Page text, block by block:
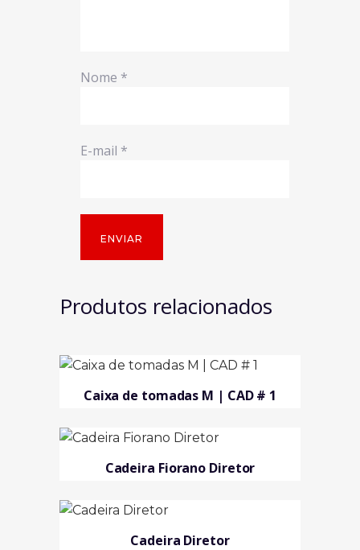
Nome *
E-mail *
Produtos relacionados
Caixa de tomadas M | CAD # 1
Cadeira Fiorano Diretor
Cadeira Diretor